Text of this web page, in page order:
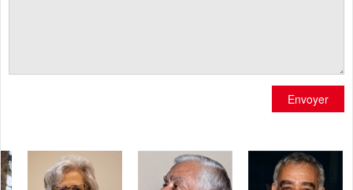
Envoyer